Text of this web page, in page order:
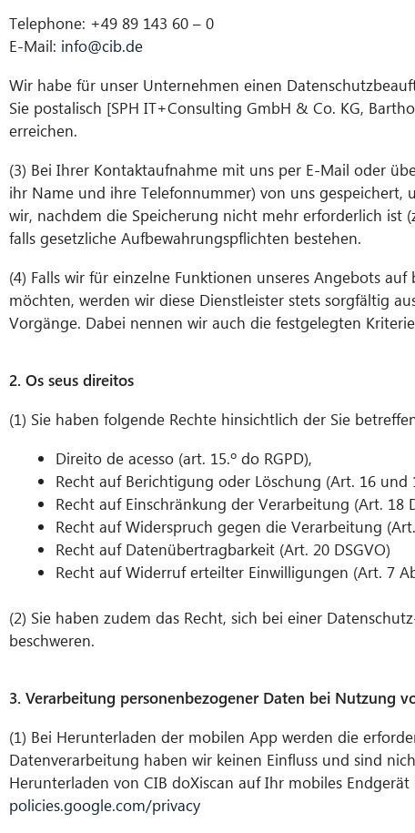
Telephone: +49 89 143 60 – 0
E-Mail: info@cib.de
Wir habe für unser Unternehmen einen
Sie postalisch [SPH IT+Consulting GmbH & Co. KG,
erreichen.
(3) Bei Ihrer Kontaktaufnahme mit uns per E-Mail oder
ihr Name und ihre Telefonnummer) von uns
wir, nachdem die Speicherung nicht mehr erforderlich ist
falls gesetzliche Aufbewahrungspflichten bestehen.
(4) Falls wir für einzelne Funktionen unseres Angebots
möchten, werden wir diese Dienstleister stets sorgfältig
Vorgänge. Dabei nennen wir auch die festgelegten
2. Os seus direitos
(1) Sie haben folgende Rechte hinsichtlich der Sie
Direito de acesso (art. 15.º do RGPD),
Recht auf Berichtigung oder Löschung (Art. 16 und
Recht auf Einschränkung der Verarbeitung (Art. 18
Recht auf Widerspruch gegen die Verarbeitung
Recht auf Datenübertragbarkeit (Art. 20 DSGVO)
Recht auf Widerruf erteilter Einwilligungen (Art. 7
(2) Sie haben zudem das Recht, sich bei einer
beschweren.
3. Verarbeitung personenbezogener Daten bei Nutzung
(1) Bei Herunterladen der mobilen App werden die
Datenverarbeitung haben wir keinen Einfluss und sind
Herunterladen von CIB doXiscan auf Ihr mobiles
policies.google.com/privacy